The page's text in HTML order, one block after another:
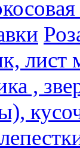
лист
,